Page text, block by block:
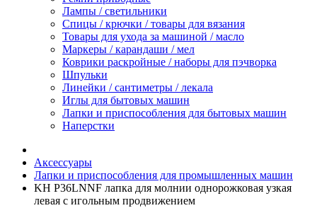
Лампы / светильники
Спицы / крючки / товары для вязания
Товары для ухода за машиной / масло
Маркеры / карандаши / мел
Коврики раскройные / наборы для пэчворка
Шпульки
Линейки / сантиметры / лекала
Иглы для бытовых машин
Лапки и приспособления для бытовых машин
Наперстки
Аксессуары
Лапки и приспособления для промышленных машин
KH P36LNNF лапка для молнии однорожковая узкая
левая с игольным продвижением